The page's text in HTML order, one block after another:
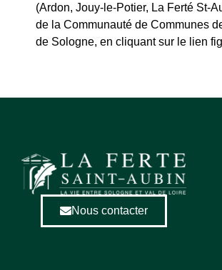
(Ardon, Jouy-le-Potier, La Ferté St-
de la Communauté de Communes
de Sologne, en cliquant sur le lien
Nous contacter